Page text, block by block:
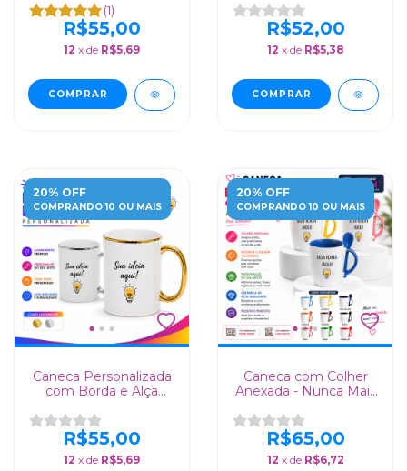
(1)
R$55,00
12 x de R$5,69
Capacidade
R$52,00
12 x de R$5,38
20% OFF
COMPRANDO 10 OU MAIS
Caneca Personalizada
com Borda e Alça
R$55,00
12 x de R$5,69
20% OFF
COMPRANDO 10 OU MAIS
Caneca com Colher
Anexada - Nunca Mais
R$65,00
12 x de R$6,72